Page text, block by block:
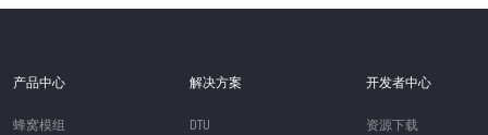
产品中心
蜂窝模组
解决方案
DTU
开发者中心
资源下载